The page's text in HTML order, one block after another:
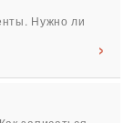
Нужно ли